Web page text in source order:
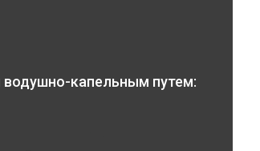
капельным путем: